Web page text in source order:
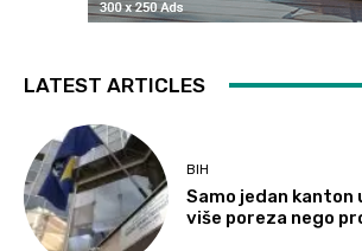
LATEST ARTICLES
BIH
Samo jedan kanton
više poreza nego